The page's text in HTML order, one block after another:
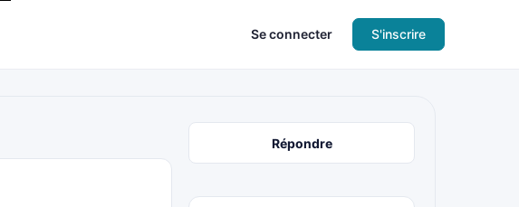
Se connecter S'inscrire
Répondre